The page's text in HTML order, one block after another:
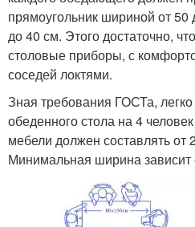
прямоугольник шириной от
до 40 см. Этого достаточно,
столовые приборы, с
соседей локтями.
Зная требования ГОСТа,
обеденного стола на 4
мебели должен составлять от
Минимальная ширина зависит